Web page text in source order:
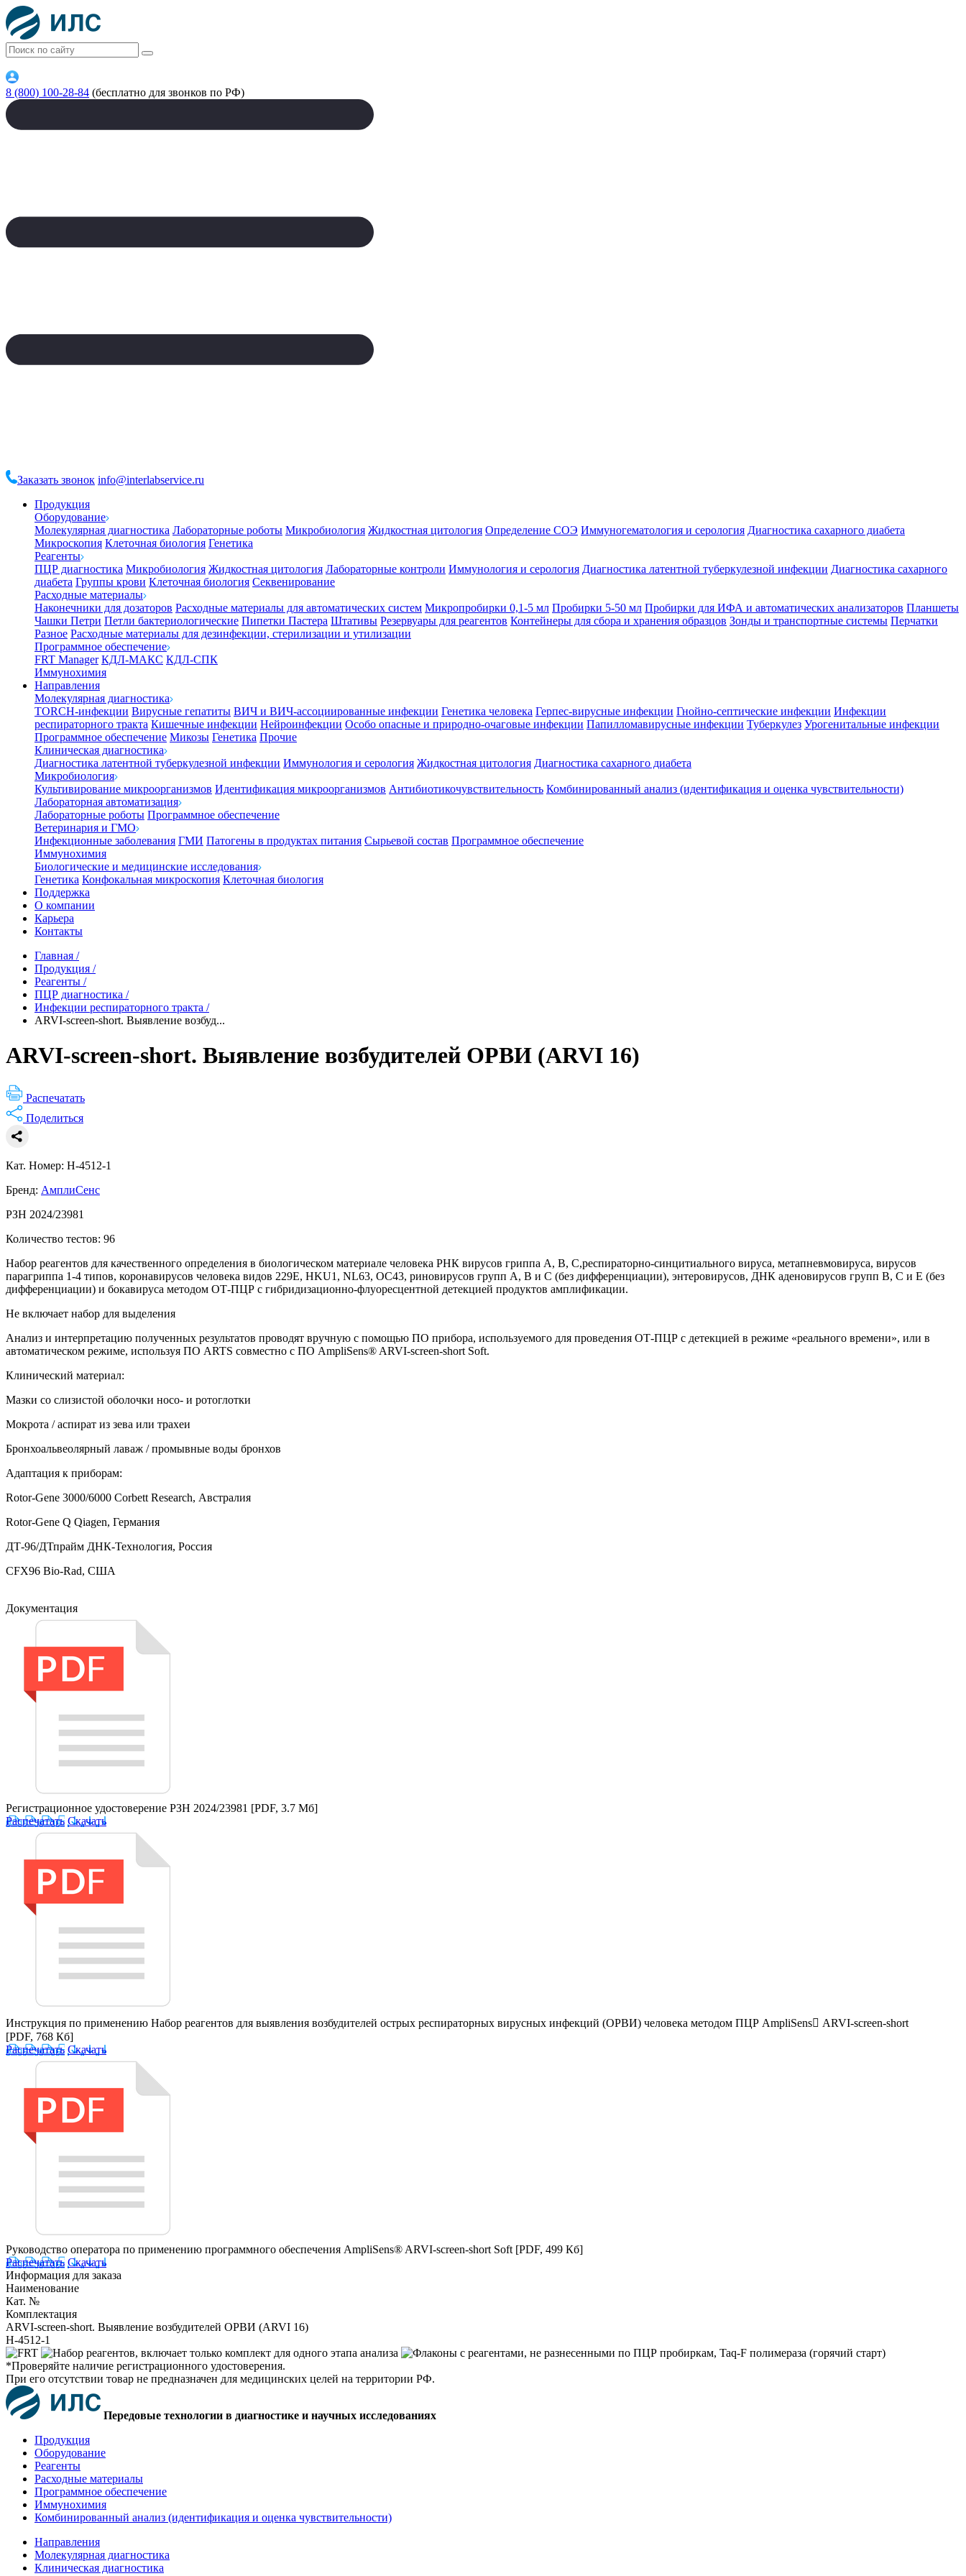
8 (800) 100-28-84 (бесплатно для звонков по РФ)
Заказать звонок info@interlabservice.ru
Продукция
Оборудование
Молекулярная диагностика Лабораторные роботы Микробиология Жидкостная цитология Определение СОЭ Иммуногематология и серология Диагностика сахарного диабета
Микроскопия Клеточная биология Генетика
Реагенты
ПЦР диагностика Микробиология Жидкостная цитология Лабораторные контроли Иммунология и серология Диагностика латентной туберкулезной инфекции Диагностика сахарного
диабета Группы крови Клеточная биология Секвенирование
Расходные материалы
Наконечники для дозаторов Расходные материалы для автоматических систем Микропробирки 0,1-5 мл Пробирки 5-50 мл Пробирки для ИФА и автоматических анализаторов Планшеты
Чашки Петри Петли бактериологические Пипетки Пастера Штативы Резервуары для реагентов Контейнеры для сбора и хранения образцов Зонды и транспортные системы Перчатки
Разное Расходные материалы для дезинфекции, стерилизации и утилизации
Программное обеспечение
FRT Manager КДЛ-МАКС КДЛ-СПК
Иммунохимия
Направления
Молекулярная диагностика
TORCH-инфекции Вирусные гепатиты ВИЧ и ВИЧ-ассоциированные инфекции Генетика человека Герпес-вирусные инфекции Гнойно-септические инфекции Инфекции
респираторного тракта Кишечные инфекции Нейроинфекции Особо опасные и природно-очаговые инфекции Папилломавирусные инфекции Туберкулез Урогенитальные инфекции
Программное обеспечение Микозы Генетика Прочие
Клиническая диагностика
Диагностика латентной туберкулезной инфекции Иммунология и серология Жидкостная цитология Диагностика сахарного диабета
Микробиология
Культивирование микроорганизмов Идентификация микроорганизмов Антибиотикочувствительность Комбинированный анализ (идентификация и оценка чувствительности)
Лабораторная автоматизация
Лабораторные роботы Программное обеспечение
Ветеринария и ГМО
Инфекционные заболевания ГМИ Патогены в продуктах питания Сырьевой состав Программное обеспечение
Иммунохимия
Биологические и медицинские исследования
Генетика Конфокальная микроскопия Клеточная биология
Поддержка
О компании
Карьера
Контакты
Главная /
Продукция /
Реагенты /
ПЦР диагностика /
Инфекции респираторного тракта /
ARVI-screen-short. Выявление возбуд...
ARVI-screen-short. Выявление возбудителей ОРВИ (ARVI 16)
Распечатать
Поделиться
Кат. Номер: H-4512-1
Бренд: АмплиСенс
РЗН 2024/23981
Количество тестов: 96
Набор реагентов для качественного определения в биологическом материале человека РНК вирусов гриппа А, В, С,респираторно-синцитиального вируса, метапневмовируса, вирусов
парагриппа 1-4 типов, коронавирусов человека видов 229E, HKU1, NL63, OC43, риновирусов групп А, В и С (без дифференциации), энтеровирусов, ДНК аденовирусов групп B, C и E (без
дифференциации) и бокавируса методом ОТ-ПЦР с гибридизационно-флуоресцентной детекцией продуктов амплификации.
Не включает набор для выделения
Анализ и интерпретацию полученных результатов проводят вручную с помощью ПО прибора, используемого для проведения ОТ-ПЦР c детекцией в режиме «реального времени», или в
автоматическом режиме, используя ПО ARTS совместно с ПО AmpliSens® ARVI-screen-short Soft.
Клинический материал:
Мазки со слизистой оболочки носо- и ротоглотки
Мокрота / аспират из зева или трахеи
Бронхоальвеолярный лаваж / промывные воды бронхов
Адаптация к приборам:
Rotor-Gene 3000/6000 Corbett Research, Австралия
Rotor-Gene Q Qiagen, Германия
ДТ‑96/ДТпрайм ДНК-Технология, Россия
CFX96 Bio-Rad, США
Документация
Регистрационное удостоверение РЗН 2024/23981 [PDF, 3.7 Мб]
Распечатать Скачать
Инструкция по применению Набор реагентов для выявления возбудителей острых респираторных вирусных инфекций (ОРВИ) человека методом ПЦР AmpliSens ARVI-screen-short
[PDF, 768 Кб]
Распечатать Скачать
Руководство оператора по применению программного обеспечения AmpliSens® ARVI-screen-short Soft [PDF, 499 Кб]
Распечатать Скачать
Информация для заказа
Наименование
Кат. №
Комплектация
ARVI-screen-short. Выявление возбудителей ОРВИ (ARVI 16)
H-4512-1
*Проверяйте наличие регистрационного удостоверения.
При его отсутствии товар не предназначен для медицинских целей на территории РФ.
Передовые технологии в диагностике и научных исследованиях
Продукция
Оборудование
Реагенты
Расходные материалы
Программное обеспечение
Иммунохимия
Комбинированный анализ (идентификация и оценка чувствительности)
Направления
Молекулярная диагностика
Клиническая диагностика